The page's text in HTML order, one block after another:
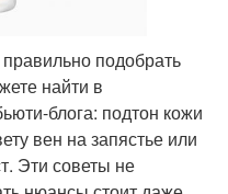
подобрать
найти в
блога: подтон кожи
вен на запястье или
Эти советы не